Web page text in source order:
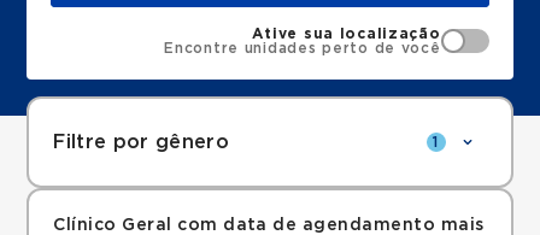
Ative sua localização
Encontre unidades perto de você
Filtre por gênero 1
Clínico Geral com data de agendamento mais